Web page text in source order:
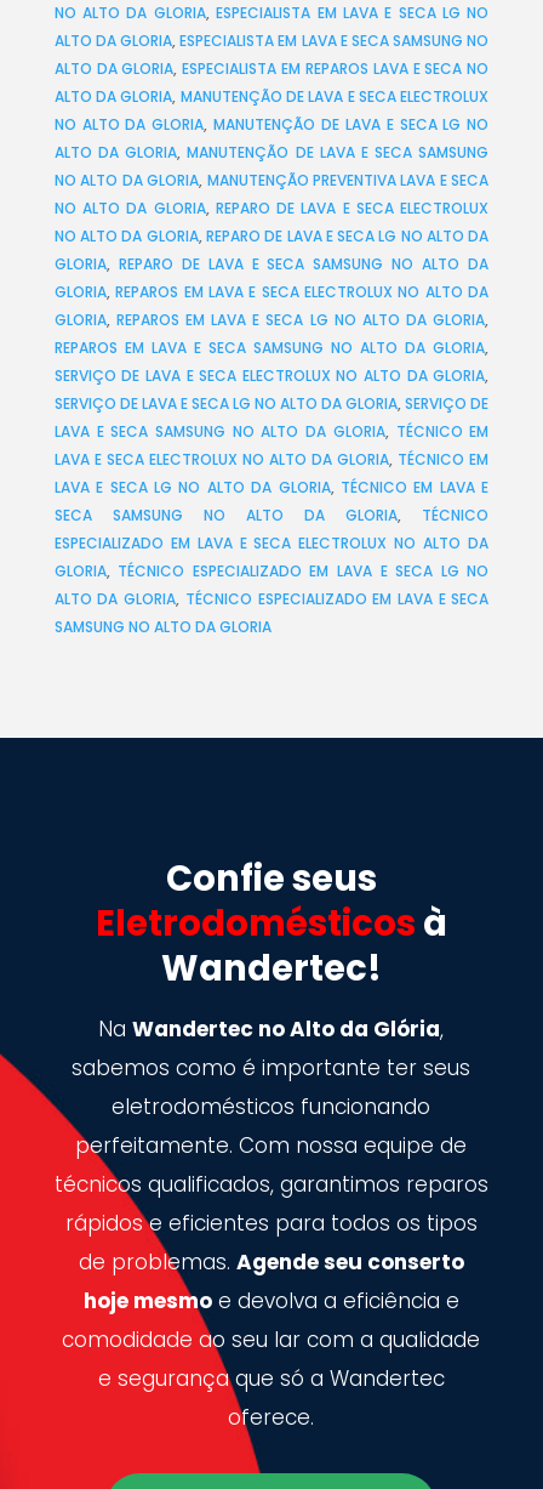
NO ALTO DA GLORIA,ESPECIALISTA EM LAVA E SECA LG NO
ALTO DA GLORIA,ESPECIALISTA EM LAVA E SECA SAMSUNG NO
ALTO DA GLORIA,ESPECIALISTA EM REPAROS LAVA E SECA NO
ALTO DA GLORIA, MANUTENÇÃO DE LAVA E SECA ELECTROLUX
NO ALTO DA GLORIA,MANUTENÇÃO DE LAVA E SECA LG NO
ALTO DA GLORIA,MANUTENÇÃO DE LAVA E SECA SAMSUNG
NO ALTO DA GLORIA, MANUTENÇÃO PREVENTIVA LAVA E SECA
NO ALTO DA GLORIA, REPARO DE LAVA E SECA ELECTROLUX
NO ALTO DA GLORIA,REPARO DE LAVA E SECA LG NO ALTO DA
GLORIA, REPARO DE LAVA E SECA SAMSUNG NO ALTO DA
GLORIA,REPAROS EM LAVA E SECA ELECTROLUX NO ALTO DA
GLORIA, REPAROS EM LAVA E SECA LG NO ALTO DA GLORIA,
REPAROS EM LAVA E SECA SAMSUNG NO ALTO DA GLORIA,
SERVIÇO DE LAVA E SECA ELECTROLUX NO ALTO DA GLORIA,
SERVIÇO DE LAVA E SECA LG NO ALTO DA GLORIA,SERVIÇO DE
LAVA E SECA SAMSUNG NO ALTO DA GLORIA, TÉCNICO EM
LAVA E SECA ELECTROLUX NO ALTO DA GLORIA, TÉCNICO EM
LAVA E SECA LG NO ALTO DA GLORIA, TÉCNICO EM LAVA E
SECA SAMSUNG NO ALTO DA GLORIA, TÉCNICO
ESPECIALIZADO EM LAVA E SECA ELECTROLUX NO ALTO DA
GLORIA, TÉCNICO ESPECIALIZADO EM LAVA E SECA LG NO
ALTO DA GLORIA, TÉCNICO ESPECIALIZADO EM LAVA E SECA
SAMSUNG NO ALTO DA GLORIA
Confie seus
Eletrodomésticos à
Wandertec!
NaWandertec no Alto da Glória,
sabemos como é importante ter seus
eletrodomésticos funcionando
perfeitamente. Com nossa equipe de
técnicos qualificados, garantimos reparos
rápidos e eficientes para todos os tipos
de problemas. Agende seu conserto
hoje mesmoe devolva a eficiência e
comodidade ao seu lar com a qualidade
e segurança que só a Wandertec
oferece.